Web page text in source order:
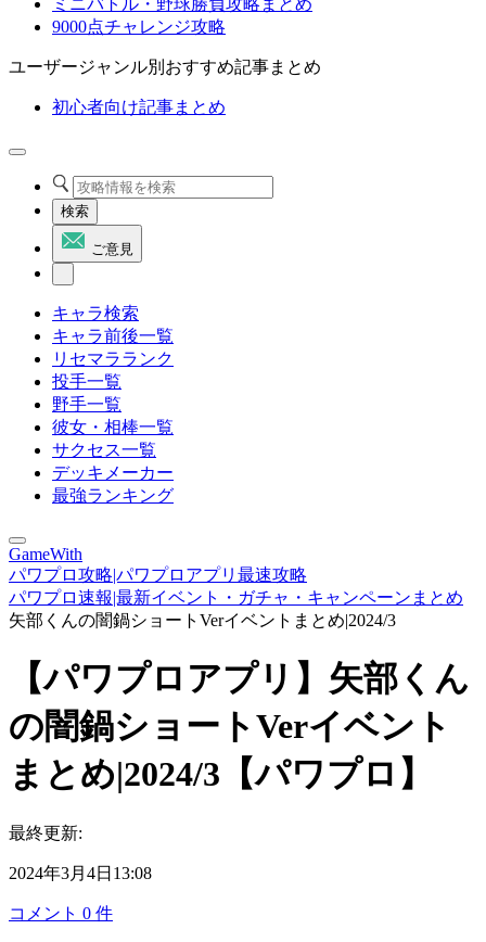
ミニバトル・野球勝負攻略まとめ
9000点チャレンジ攻略
ユーザージャンル別おすすめ記事まとめ
初心者向け記事まとめ
検索
ご意見
キャラ検索
キャラ前後一覧
リセマラランク
投手一覧
野手一覧
彼女・相棒一覧
サクセス一覧
デッキメーカー
最強ランキング
GameWith
パワプロ攻略|パワプロアプリ最速攻略
パワプロ速報|最新イベント・ガチャ・キャンペーンまとめ
矢部くんの闇鍋ショートVerイベントまとめ|2024/3
【パワプロアプリ】矢部くん
の闇鍋ショートVerイベント
まとめ|2024/3【パワプロ】
最終更新:
2024年3月4日13:08
コメント 0 件